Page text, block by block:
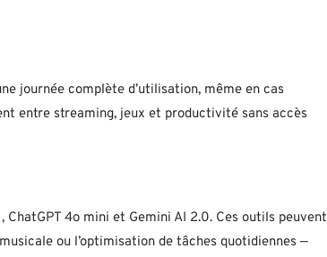
journée complète d’utilisation, même en cas
entre streaming, jeux et productivité sans accès
ChatGPT 4o mini et Gemini AI 2.0. Ces outils peuvent
ou l’optimisation de tâches quotidiennes —